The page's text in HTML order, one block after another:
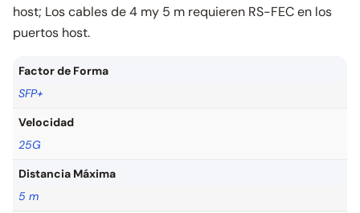
host; Los cables de 4 my 5 m requieren RS-FEC en los
puertos host.
Factor de Forma
SFP+
Velocidad
25G
Distancia Máxima
5 m